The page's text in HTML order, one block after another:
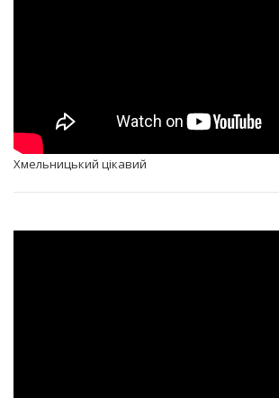
Хмельницький цікавий